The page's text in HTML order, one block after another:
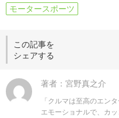
モータースポーツ
この記事を
シェアする
著者：宮野真之介
「クルマは至高のエン
エモーショナルで、カ